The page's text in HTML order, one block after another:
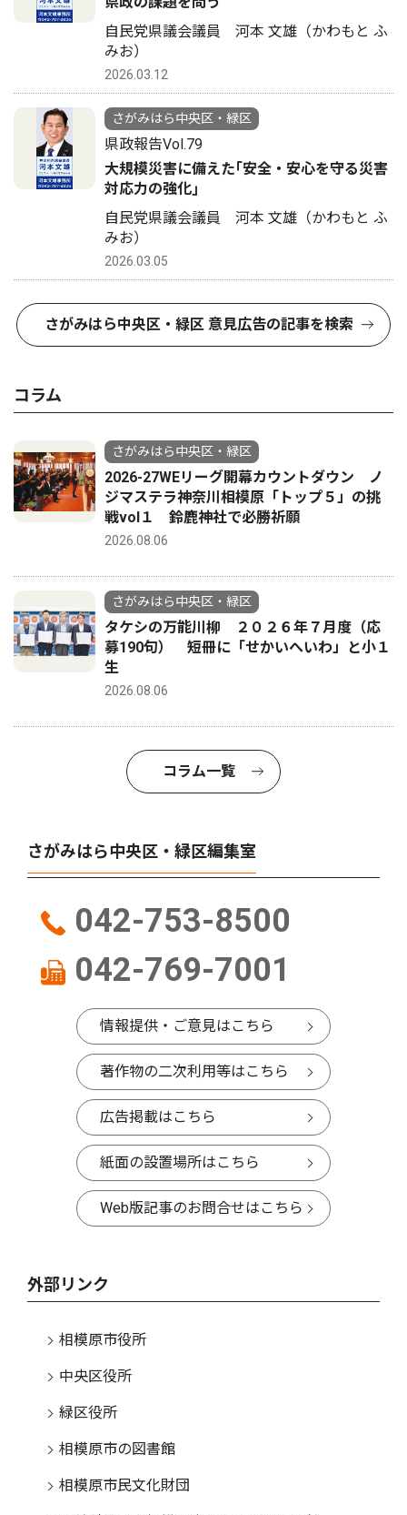
自民党県議会議員 河本 文雄（かわもと ふ
みお）
2026.03.12
さがみはら中央区・緑区
県政報告Vol.79
大規模災害に備えた｢安全・安心を守る災害
対応力の強化｣
自民党県議会議員 河本 文雄（かわもと ふ
みお）
2026.03.05
さがみはら中央区・緑区 意見広告の記事を検索
コラム
さがみはら中央区・緑区
2026-27WEリーグ開幕カウントダウン ノ
ジマステラ神奈川相模原「トップ５」の挑
戦vol１ 鈴鹿神社で必勝祈願
2026.08.06
さがみはら中央区・緑区
タケシの万能川柳 ２０２６年７月度（応
募190句） 短冊に「せかいへいわ」と小１
生
2026.08.06
コラム一覧
さがみはら中央区・緑区編集室
042-753-8500
042-769-7001
情報提供・ご意見はこちら
著作物の二次利用等はこちら
広告掲載はこちら
紙面の設置場所はこちら
Web版記事のお問合せはこちら
外部リンク
相模原市役所
中央区役所
緑区役所
相模原市の図書館
相模原市民文化財団